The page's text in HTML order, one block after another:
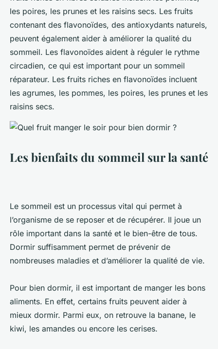
les poires, les prunes et les raisins secs. Les fruits
contenant des flavonoïdes, des antioxydants naturels,
peuvent également aider à améliorer la qualité du
sommeil. Les flavonoïdes aident à réguler le rythme
circadien, ce qui est important pour un sommeil
réparateur. Les fruits riches en flavonoïdes incluent
les agrumes, les pommes, les poires, les prunes et les
raisins secs.
Les bienfaits du sommeil sur la santé
Le sommeil est un processus vital qui permet à
l’organisme de se reposer et de récupérer. Il joue un
rôle important dans la santé et le bien-être de tous.
Dormir suffisamment permet de prévenir de
nombreuses maladies et d’améliorer la qualité de vie.
Pour bien dormir, il est important de manger les bons
aliments. En effet, certains fruits peuvent aider à
mieux dormir. Parmi eux, on retrouve la banane, le
kiwi, les amandes ou encore les cerises.